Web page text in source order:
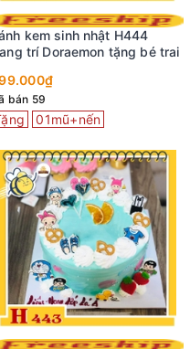
kem H670 chủ đề
và xe hơi năng động
bán 32
01mũ+nến